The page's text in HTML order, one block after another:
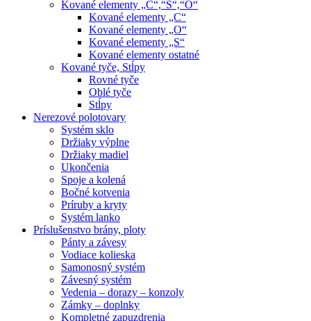
Kované elementy „C“,“S“,“O“
Kované elementy „C“
Kované elementy „O“
Kované elementy „S“
Kované elementy ostatné
Kované tyče, Stĺpy
Rovné tyče
Oblé tyče
Stĺpy
Nerezové polotovary
Systém sklo
Držiaky výplne
Držiaky madiel
Ukončenia
Spoje a kolená
Bočné kotvenia
Príruby a kryty
Systém lanko
Príslušenstvo brány, ploty
Pánty a závesy
Vodiace kolieska
Samonosný systém
Závesný systém
Vedenia – dorazy – konzoly
Zámky – doplnky
Kompletné zapuzdrenia